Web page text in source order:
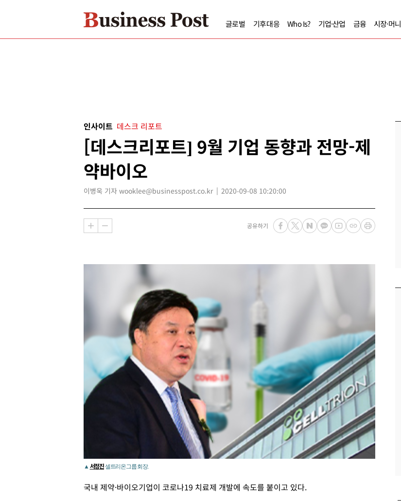
글로벌 기후대응 Who Is? 기업·산업 금융 시장·머니
인사이트 데스크 리포트
[데스크리포트] 9월 기업 동향과 전망-제
약바이오
이병욱 기자 wooklee@businesspost.co.kr 2020-09-08 10:20:00
공유하기
▲ 서정진셀트리온그룹 회장.
국내 제약·바이오기업이 코로나19 치료제 개발에 속도를 붙이고 있다.